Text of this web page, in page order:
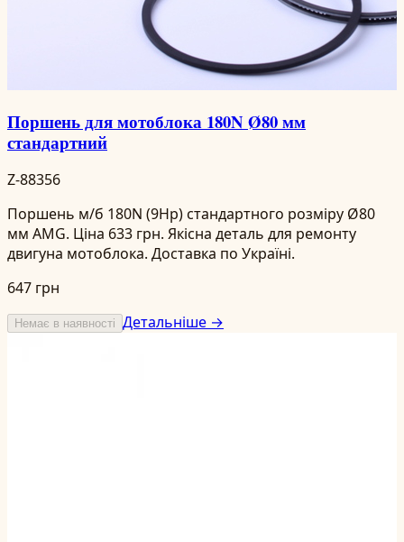
Поршень для мотоблока 180N Ø80 мм
стандартний
Z-88356
Поршень м/б 180N (9Hp) стандартного розміру Ø80
мм AMG. Ціна 633 грн. Якісна деталь для ремонту
двигуна мотоблока. Доставка по Україні.
647 грн
Немає в наявності Детальніше →